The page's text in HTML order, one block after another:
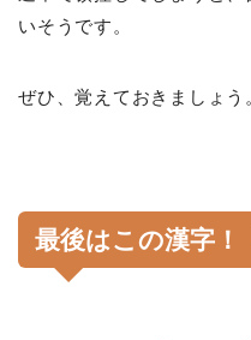
いそうです。
ぜひ、覚えておきましょう
最後はこの漢字！